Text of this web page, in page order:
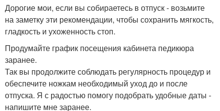
Дорогие мои, если вы собираетесь в отпуск - возьмите
на заметку эти рекомендации, чтобы сохранить мягкость,
гладкость и ухоженность стоп.
Продумайте график посещения кабинета педикюра
заранее.
Так вы продолжите соблюдать регулярность процедур и
обеспечите ножкам необходимый уход до и после
отпуска. Я с радостью помогу подобрать удобные даты -
напишите мне заранее.